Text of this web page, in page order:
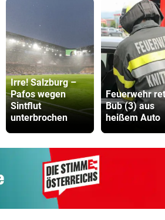
Irre! Salzburg –
Pafos wegen
Sintflut
unterbrochen
Feuerwehr
Bub (3) aus
heißem Auto